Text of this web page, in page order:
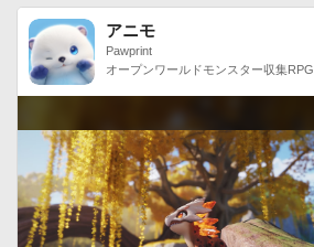
アニモ
Pawprint
オープンワールドモンスター収集RPG